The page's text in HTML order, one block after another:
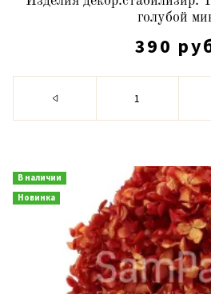
голубой
390
В наличии
Новинка